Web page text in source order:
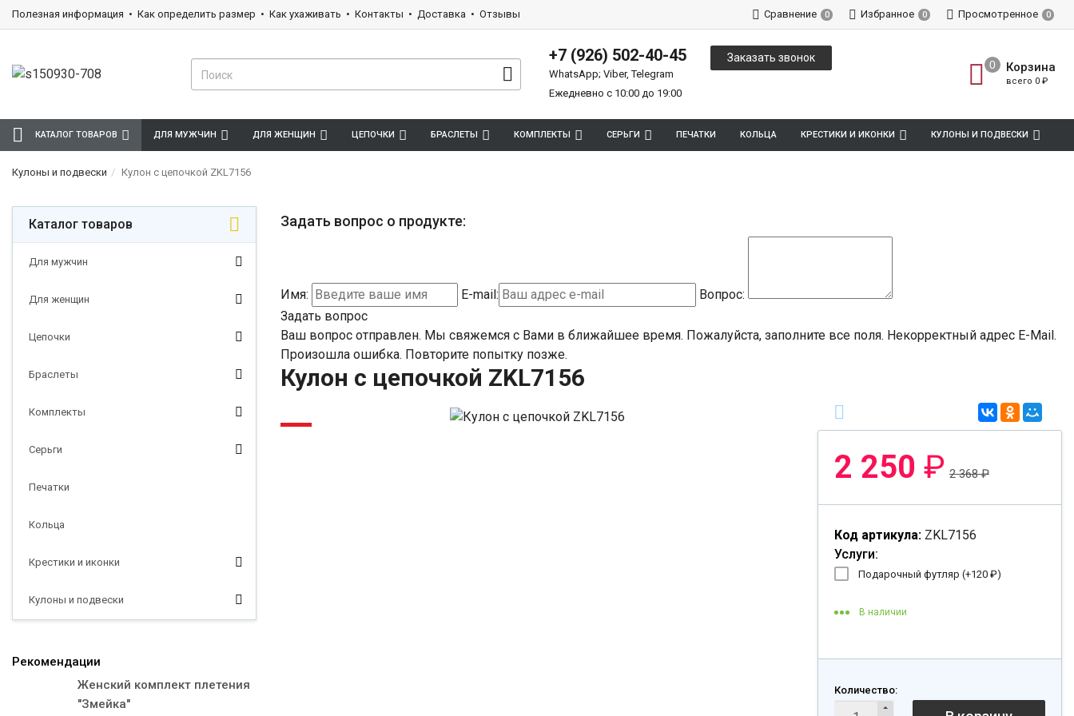
Полезная информация Как определить размер Как ухаживать Контакты Доставка Отзывы Сравнение 0 Избранное 0 Просмотренное 0
+7 (926) 502-40-45
WhatsApp; Viber, Telegram
Ежедневно с 10:00 до 19:00
Заказать звонок
Корзина
всего 0 ₽
КАТАЛОГ ТОВАРОВ ДЛЯ МУЖЧИН ДЛЯ ЖЕНЩИН ЦЕПОЧКИ БРАСЛЕТЫ КОМПЛЕКТЫ СЕРЬГИ ПЕЧАТКИ КОЛЬЦА КРЕСТИКИ И ИКОНКИ КУЛОНЫ И ПОДВЕСКИ
Кулоны и подвески Кулон с цепочкой ZKL7156
Каталог товаров
Для мужчин
Для женщин
Цепочки
Браслеты
Комплекты
Серьги
Печатки
Кольца
Крестики и иконки
Кулоны и подвески
Рекомендации
Женский комплект плетения
"Змейка"
Задать вопрос о продукте:
Имя: E-mail:
Вопрос:
Задать вопрос
Ваш вопрос отправлен. Мы свяжемся с Вами в ближайшее время. Пожалуйста, заполните все поля. Некорректный адрес E-Mail.
Произошла ошибка. Повторите попытку позже.
Кулон с цепочкой ZKL7156
-5%
2 250 ₽ 2 368₽
Код артикула: ZKL7156
Услуги:
Подарочный футляр (+120 ₽)
В наличии
Количество: